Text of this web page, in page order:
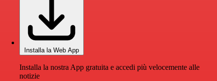
Installa la Web App
Installa la nostra App gratuita e accedi più velocemente alle
notizie